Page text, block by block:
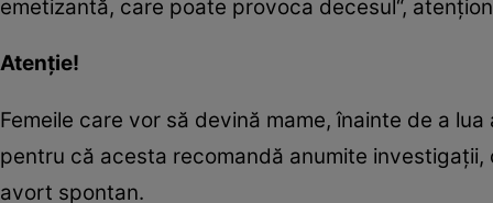
emetizantă, care poate provoca decesul“,
Atenţie!
Femeile care vor să devină mame, înainte de a
pentru că acesta recomandă anumite
avort spontan.